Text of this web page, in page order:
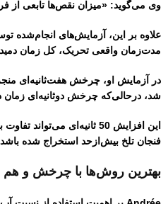
وی می‌گوید: «میزان نقص‌ها تابعی از
علاوه بر این، آزمایش‌های انجام‌شده
مدت‌زمان واقعی تحریک، کل زمان
شد، درحالی‌که چرخش دوثانیه‌ای زمان دمیدن 4 دقیقه و 28
این افزایش 50 ثانیه‌ای
فنجان تلخ بیش‌ازحد استخراج شده
بهترین روش‌ها با چرخش و هم